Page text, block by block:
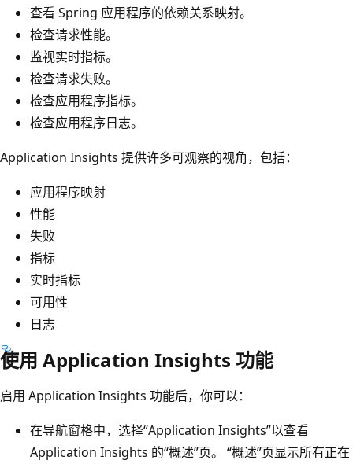
查看 Spring 应用程序的依赖关系映射。
检查请求性能。
监视实时指标。
检查请求失败。
检查应用程序指标。
检查应用程序日志。
Application Insights 提供许多可观察的视角，包括：
应用程序映射
性能
失败
指标
实时指标
可用性
日志
使用 Application Insights 功能
启用 Application Insights 功能后，你可以：
在导航窗格中，选择“Application Insights”以查看
Application Insights 的“概述”页。 “概述”页显示所有正在